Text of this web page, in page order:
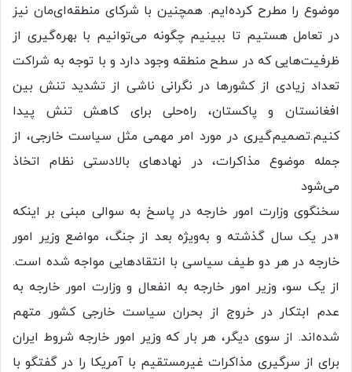
موضوع را مطرح کرده‌ایم. همچنین با شرکای منطقه‌ای‌مان نیز
در تعامل هستیم تا ببینیم چگونه می‌توانیم با بهره‌گیری از
ظرفیت‌هایی که در سطح منطقه وجود دارد و با توجه به شراکت
تعداد زیادی از کشورها در نگرانی ناشی از تشدید تنش بین
افغانستان و پاکستان، راه‌حلی برای کاهش تنش پیدا
کنیم.تصمیم‌گیری در مورد امر مهمی مثل سیاست خارجی، از
جمله موضوع مذاکرات، در نهادهای بالادستی نظام اتخاذ
می‌شود
سخنگوی وزارت امور خارجه در پاسخ به سوالی مبنی بر اینکه
«در یک سال گذشته و به‌ویژه بعد از جنگ، مواضع وزیر امور
خارجه در هر دو طیف سیاسی با انتقادهایی مواجه شده است.
از یک سو، وزیر امور خارجه به انفعال و وزارت امور خارجه به
عدم ابتکار در خروج از بحران سیاست خارجی کشور متهم
شده‌اند. از سوی دیگر، هر بار که وزیر امور خارجه شروط ایران
برای از سرگیری مذاکرات غیرمستقیم با آمریکا را در گفتگو با